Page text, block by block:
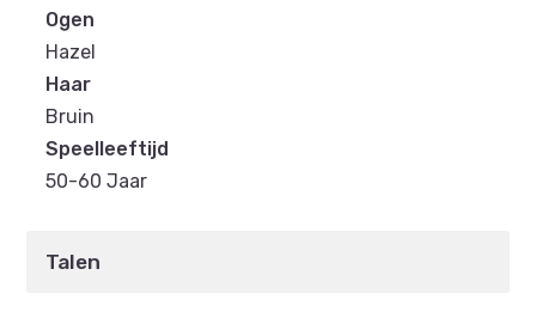
Ogen
Hazel
Haar
Bruin
Speelleeftijd
50-60 Jaar
Talen